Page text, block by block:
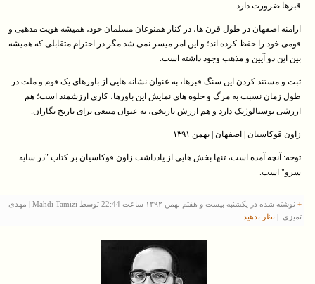
قبرها ضرورت دارد.
ارامنه اصفهان در طول قرن ها، در کنار همنوعان مسلمان خود، همیشه هویت مذهبی و
قومی خود را حفظ کرده اند؛ و این امر میسر نمی شد مگر در احترام متقابلی که همیشه
بین این دو آیین و مذهب وجود داشته است.
ثبت و مستند کردن این سنگ قبرها، به عنوان نشانه هایی از باورهای یک قوم و ملت در
طول زمان نسبت به مرگ و جلوه های نمایش این باورها، کاری ارزشمند است؛ هم
ارزشی نوستالوژیک دارد و هم ارزش تاریخی، به عنوان منبعی برای تاریخ نگاران.
زاون قوکاسیان | اصفهان | بهمن ۱۳۹۱
توجه: آنچه آمده است، تنها بخش هایی از یادداشت زاون قوکاسیان بر کتاب "در سایه
سرو" است.
+
نوشته شده در یکشنبه بیست و هفتم بهمن ۱۳۹۲ ساعت 22:44 توسط Mahdi Tamizi | مهدی
تمیزی | نظر بدهيد